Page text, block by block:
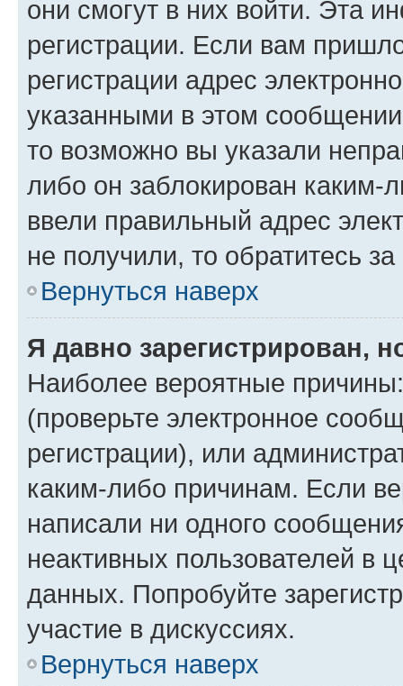
они смогут в них войти. Эта
регистрации. Если вам
регистрации адрес
указанными в этом
то возможно вы указали
либо он заблокирован
ввели правильный адрес
не получили, то обратитесь
Вернуться наверх
Я давно зарегистрирован,
Наиболее вероятные
(проверьте электронное
регистрации), или
каким-либо причинам. Если
написали ни одного
неактивных пользователей в
данных. Попробуйте
участие в дискуссиях.
Вернуться наверх